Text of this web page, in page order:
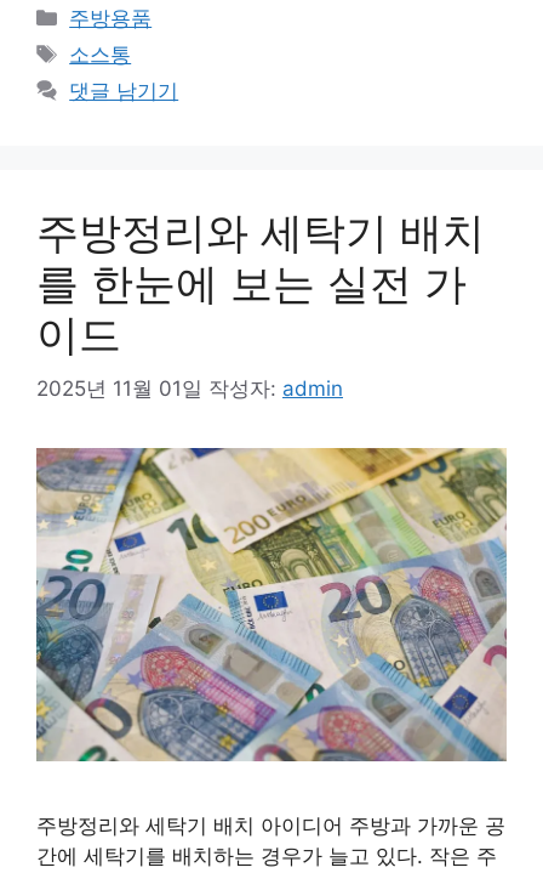
카
테
리
주방용품
태
그
소스통
댓글 남기기
주방정리와 세탁기 배치
를 한눈에 보는 실전 가
이드
2025년 11월 01일 작성자: admin
주방정리와 세탁기 배치 아이디어 주방과 가까운 공
간에 세탁기를 배치하는 경우가 늘고 있다. 작은 주